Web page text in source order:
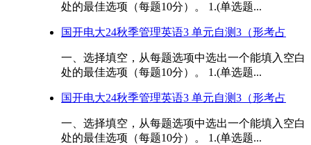
处的最佳选项（每题10分）。 1.(单选题...
国开电大24秋季管理英语3 单元自测3（形考占
一、选择填空，从每题选项中选出一个能填入空白
处的最佳选项（每题10分）。 1.(单选题...
国开电大24秋季管理英语3 单元自测3（形考占
一、选择填空，从每题选项中选出一个能填入空白
处的最佳选项（每题10分）。 1.(单选题...